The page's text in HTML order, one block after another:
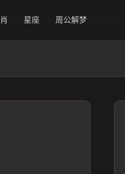
星座 周公解梦